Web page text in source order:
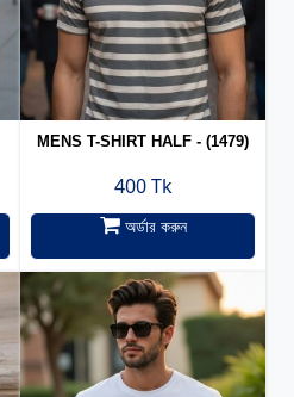
MENS T-SHIRT HALF - (1479)
400 Tk
অর্ডার করুন